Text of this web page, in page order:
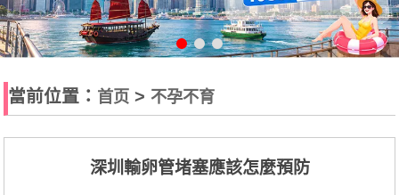
當前位置： 首页 > 不孕不育
深圳輸卵管堵塞應該怎麼預防